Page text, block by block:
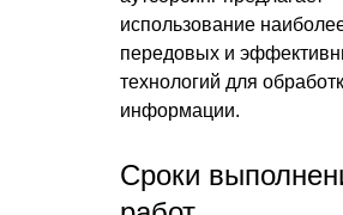
использование
передовых и
технологий для
информации.
Сроки